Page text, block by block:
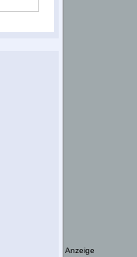
Anzeige